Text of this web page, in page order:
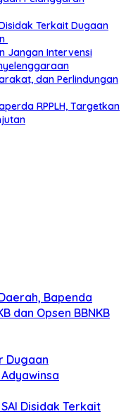
Terkait Dugaan
Jangan Intervensi
dan Perlindungan
RPPLH, Targetkan
Bapenda
dan Opsen BBNKB
Dugaan
Disidak Terkait